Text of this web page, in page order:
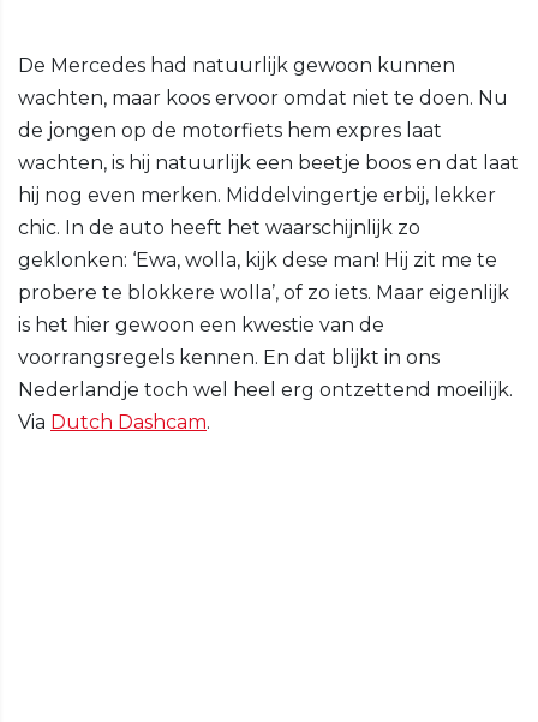
De Mercedes had natuurlijk gewoon kunnen
wachten, maar koos ervoor omdat niet te doen. Nu
de jongen op de motorfiets hem expres laat
wachten, is hij natuurlijk een beetje boos en dat laat
hij nog even merken. Middelvingertje erbij, lekker
chic. In de auto heeft het waarschijnlijk zo
geklonken: ‘Ewa, wolla, kijk dese man! Hij zit me te
probere te blokkere wolla’, of zo iets. Maar eigenlijk
is het hier gewoon een kwestie van de
voorrangsregels kennen. En dat blijkt in ons
Nederlandje toch wel heel erg ontzettend moeilijk.
Via Dutch Dashcam.